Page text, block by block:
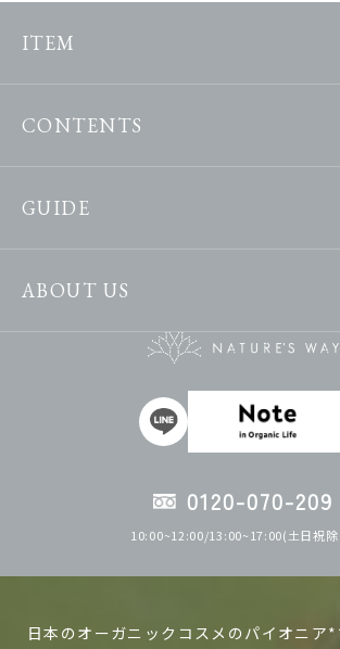
ITEM
CONTENTS
GUIDE
ABOUT US
0120-070-209
10:00~12:00/13:00~17:00(土日祝除
日本のオーガニックコスメのパイオニア